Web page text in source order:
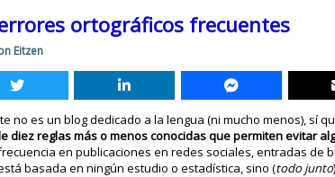
ortográficos frecuentes
Eitzen
no es un blog dedicado a la lengua (ni mucho menos), sí
diez reglas más o menos conocidas que permiten evitar
en publicaciones en redes sociales, entradas de
basada en ningún estudio o estadística, sino (todo junto